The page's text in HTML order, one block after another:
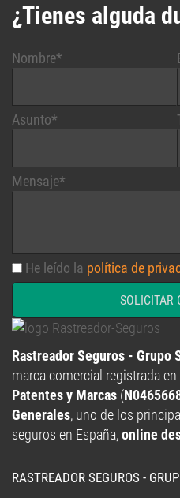
¿Tienes alguda
Nombre*
Asunto*
Mensaje*
He leído la política de
SOLICITAR
Rastreador Seguros - Grupo
marca comercial registrada en
Patentes y Marcas (
Generales, uno de los
seguros en España,online
RASTREADOR SEGUROS -